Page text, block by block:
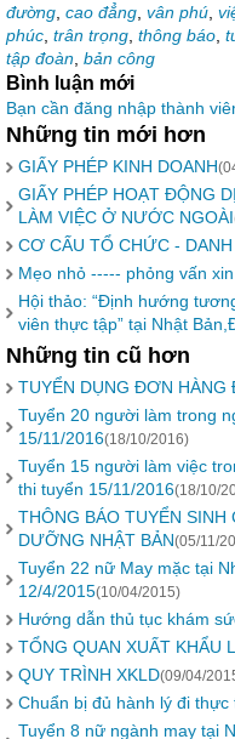
đường cao đẳng vân phú
phúc trân trọng thông báo
tập đoàn bản công
Bình luận mới
Bạn cần đăng nhập thành
Những tin mới hơn
GIẤY PHÉP KINH DOANH
GIẤY PHÉP HOẠT ĐỘNG
LÀM VIỆC Ở NƯỚC NGOÀI
CƠ CẤU TỔ CHỨC -
Mẹo nhỏ ----- phỏng vấn
Hội thảo: “Định hướng
viên thực tập” tại Nhật
Những tin cũ hơn
TUYỂN DỤNG ĐƠN HÀNG
Tuyển 20 người làm trong
15/11/2016(18/10/2016)
Tuyển 15 người làm việc
thi tuyển 15/11/2016(18/10/
THÔNG BÁO TUYỂN
DƯỠNG NHẬT BẢN(05/11/
Tuyển 22 nữ May mặc tại
12/4/2015(10/04/2015)
Hướng dẫn thủ tục khám
TỔNG QUAN XUẤT KHẨU
QUY TRÌNH XKLD(09/04/
Chuẩn bị đủ hành lý đi thực
Tuyển 8 nữ ngành may tại